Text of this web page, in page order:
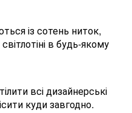
із сотень ниток,
в будь-якому
всі дизайнерські
куди завгодно.